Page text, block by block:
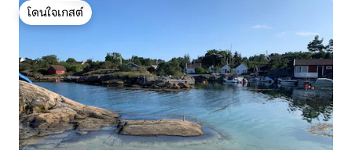
โดนใจเกสต์
โดนใจเกสต์